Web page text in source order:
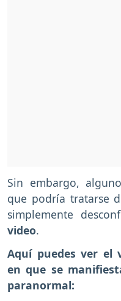
Sin embargo,
que podría tratarse
simplemente
video.
Aquí puedes ver el
en que se
paranormal: